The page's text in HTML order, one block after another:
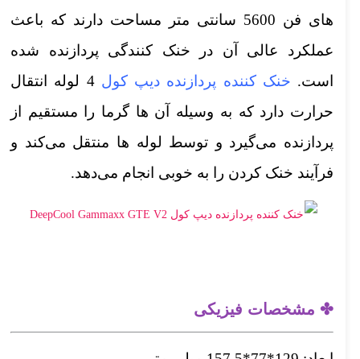
های فن 5600 سانتی متر مساحت دارند که باعث
عملکرد عالی آن در خنک کنندگی پردازنده شده
است.خنک کننده پردازندهدیپ کول
4 لوله انتقال
حرارت دارد که به وسیله آن ها گرما را مستقیم از
پردازنده می‌گیرد و توسط لوله ها منتقل می‌کند و
فرآیند خنک کردن را به خوبی انجام می‌دهد.
✤ مشخصات فیزیکی